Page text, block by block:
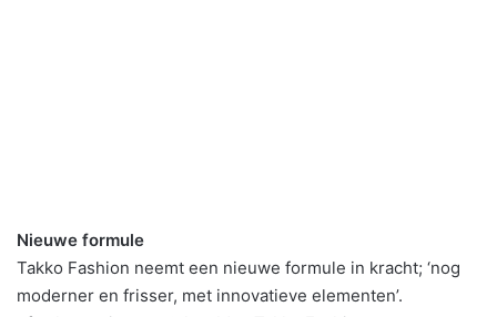
Nieuwe formule
Takko Fashion neemt een nieuwe formule in kracht; ‘nog
moderner en frisser, met innovatieve elementen’.